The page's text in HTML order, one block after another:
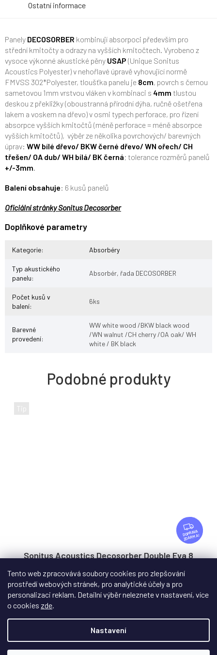
Tento web zpracovává soubory cookies pro zlepšování
prostředí webových stránek, pro analytické účely a pro
personalizaci reklam. Detailní výběr neleznete v nastavení, více
o cookies zde
Nastavení
Ostatní informace
Panely DECOSORBER kombinují absorpoci především pro
střední kmitočty a odrazy na vyšších kmitočtech. Vyrobeno z
vysoce výkonné akustické pěny USAP (Unique Sonitus
Acoustics Polyester) v nehořlavé úpravě vyhovující normě
FMVSS 302*Polyester, tloušťka panelu je 8cm, povrch s černou
sametovou 1mm vrstvou vláken v kombinaci s 4mm tlustou
deskou z překližky (oboustranná přírodní dýha, ručně ošetřena
lakem a voskem na dřevo) v osmi typech perforace, pro řízení
absorpce vyšších kmitočtů (méně perforace = méně absorpce
vyšších kmitočtů), výběr ze několika povrchových/ barevných
úprav: WW bílé dřevo/ BKW černé dřevo/ WN ořech/ CH
třešen/ OA dub/ WH bílá/ BK černá; tolerance rozměrů panelů
+/-3mm.
Balení obsahuje: 6 kusů panelů
Oficiální stránky SonitusDecosorber
Doplňkové parametry
Kategorie: Absorbéry
Typ akustického
panelu:
Absorbér, řada DECOSORBER
Počet kusů v
balení:
6ks
Barevné
provedení:
WW white wood /BKW black wood
/WN walnut /CH cherry /OA oak/ WH
white / BK black
Tip
Z
D
A
R
M
ZDARMA
Sonitus Acoustics Decosorber Double Eva 8
Na objednávku - datum dodání upřesníme
Akustický panel Sonitus Acoustics Decosorber Double Eva